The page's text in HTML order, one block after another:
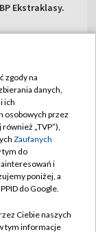
Ekstraklasy.
zgody na
danych,
ich
osobowych przez
„TVP”),
Zaufanych
tym do
i
poniżej, a
do Google.
Ciebie naszych
tym informacje